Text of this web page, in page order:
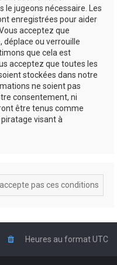
le jugeons nécessaire. Les
enregistrées pour aider
acceptez que
déplace ou verrouille
que cela est
acceptez que toutes les
stockées dans notre
ne soient pas
consentement, ni
être tenus comme
visant à
Heures au formatUTC